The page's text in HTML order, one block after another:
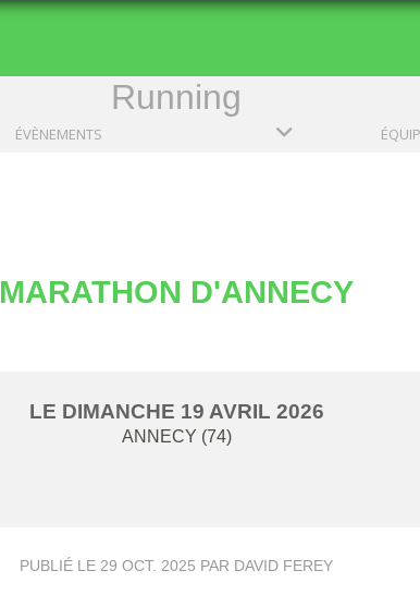
Running
ÉVÈNEMENTS
MARATHON D'ANNECY
LE DIMANCHE 19 AVRIL 2026
ANNECY (74)
PUBLIÉ LE 29 OCT. 2025 PAR DAVID FEREY